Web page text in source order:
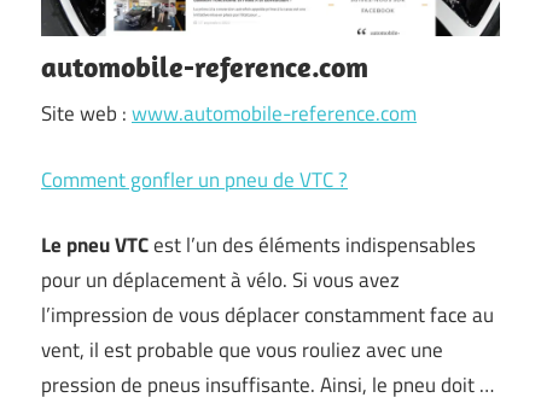
automobile-reference.com
Site web :www.automobile-reference.com
Comment gonfler un pneu de VTC ?
Le pneu VTCest l’un des éléments indispensables
pour un déplacement à vélo. Si vous avez
l’impression de vous déplacer constamment face au
vent, il est probable que vous rouliez avec une
pression de pneus insuffisante. Ainsi, le pneu doit …